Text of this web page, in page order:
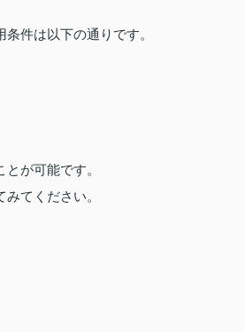
件は以下の通りです。
が可能です。
てください。